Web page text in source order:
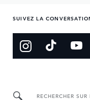
SUIVEZ LA
RECHERCHER